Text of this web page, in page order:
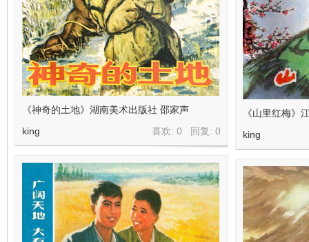
《神奇的土地》湖南美术出版社 邵家声
喜欢: 0 回复: 0
king
《山里红梅》
king